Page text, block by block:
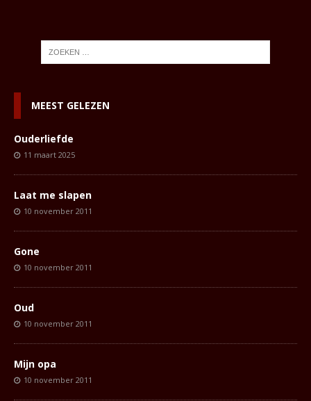
MEEST GELEZEN
Ouderliefde
11 maart 2025
Laat me slapen
10 november 2011
Gone
10 november 2011
Oud
10 november 2011
Mijn opa
10 november 2011